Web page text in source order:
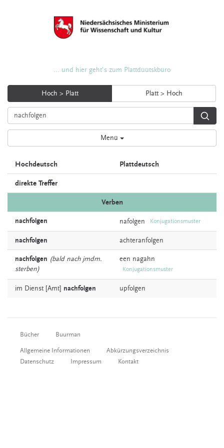
... und hier geht's zum Plattdüütskbüro
Hoch > Platt Platt > Hoch
Menü
Hochdeutsch Plattdeutsch
direkte Treffer
Verben
nachfolgen nafolgen Konjugationsmuster
nachfolgen achteranfolgen
nachfolgen (bald nach jmdm.
sterben)
een nagahn
Konjugationsmuster
im Dienst [Amt] nachfolgen upfolgen
Bücher Buurman
Allgemeine Informationen
Abkürzungsverzeichnis
Datenschutz
Impressum Kontakt